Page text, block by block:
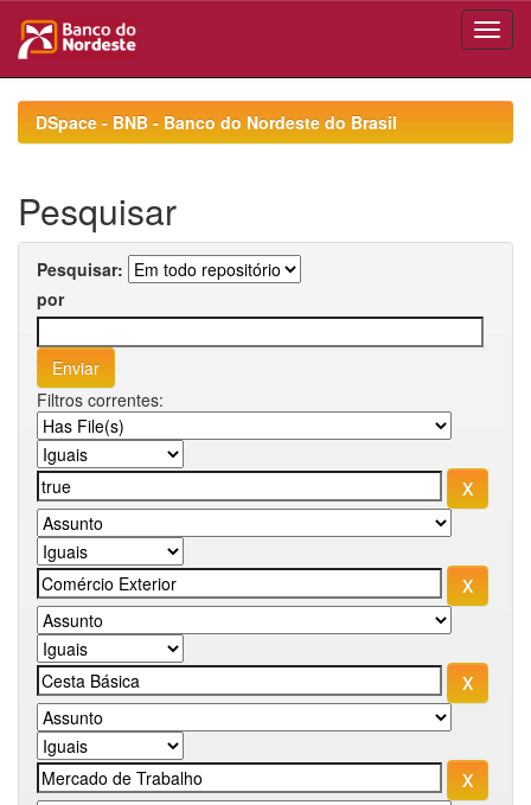
navigationDSpace - BNB - Banco do Nordeste do Brasil
Pesquisar
Pesquisar:
por
Filtros correntes: